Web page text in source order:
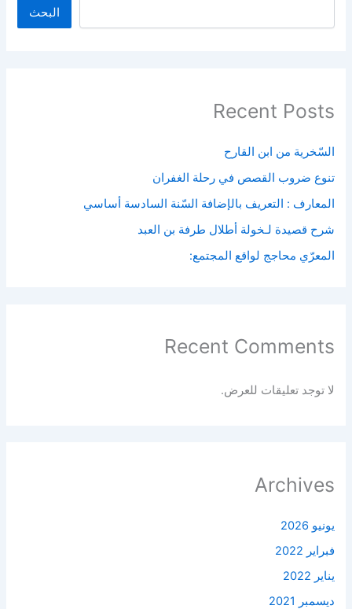
البحث
Recent Posts
السّخرية من ابن القارح
تنوع ضروب القصص في رحلة الغفران
المعارف : التعريف بالإضافة السّنة السادسة أساسي
شرح قصيدة لـخولة أطلال طرفة بن العبد
المعرّي محاجج لواقع المجتمع:
Recent Comments
لا توجد تعليقات للعرض.
Archives
يونيو 2026
فبراير 2022
يناير 2022
ديسمبر 2021